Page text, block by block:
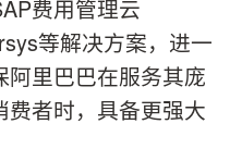
费用管理云
等解决方案，进一
里巴巴在服务其庞
者时，具备更强大